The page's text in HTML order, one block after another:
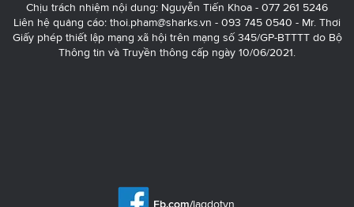
Chịu trách nhiệm nội dung: Nguyễn Tiến Khoa - 077 261 5246
Liên hệ quảng cáo: thoi.pham@sharks.vn - 093 745 0540 - Mr. Thơi
Giấy phép thiết lập mạng xã hội trên mạng số 345/GP-BTTTT do Bộ
Thông tin và Truyền thông cấp ngày 10/06/2021.
Fb.com/lagdotvn